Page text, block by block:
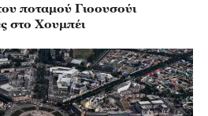
ποταμού Γιοουσούι
στο Χουμπέι